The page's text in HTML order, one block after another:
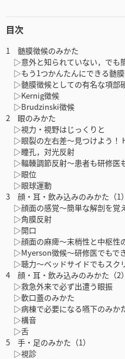
目次
1 髄膜徴候のみかた
▷意外と知られていない，でも
▷もう1つかんたんにできる髄
▷髄膜徴候としての有名な項部
▷Kernig徴候
▷Brudzinski徴候
2 眼のみかた
▷視力・視野はじっくりと
▷眼裂の左右差〜見つけよう！
▷瞳孔，対光反射
▷輻輳調節反射〜患者も研修医
▷眼位
▷眼球運動
3 顔・耳・飲み込みのみかた（1）
▷顔面の感覚〜簡単な解剖を覚
▷角膜反射
▷開口
▷顔面の麻痺〜末梢性と中枢性
▷Myerson徴候〜研修医でもで
▷聴力〜ベッドサイドでもスク
4 顔・耳・飲み込みのみかた（2）
▷救急外来で必ず出遭う眼振
▷軟口蓋のみかた
▷病棟で必要になる嚥下のみか
▷構音
▷舌
5 手・足のみかた（1）
▷視診